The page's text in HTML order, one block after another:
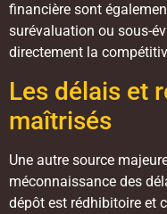
financière sont
surévaluation ou sous-
directement la
Les délais et
maîtrisés
Une autre source
méconnaissance des
dépôt est rédhibitoire et